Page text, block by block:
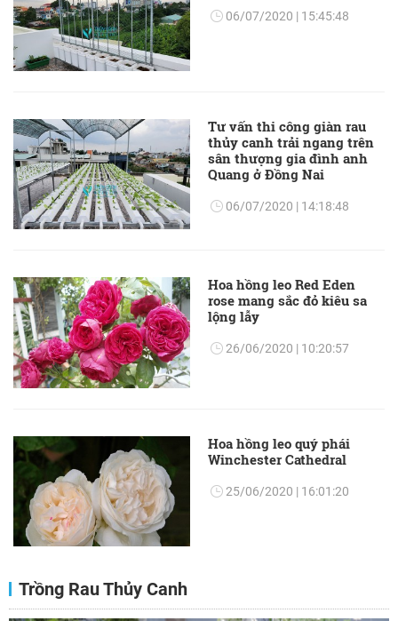
06/07/2020 | 15:45:48
Tư vấn thi công giàn rau
thủy canh trải ngang trên
sân thượng gia đình anh
Quang ở Đồng Nai
06/07/2020 | 14:18:48
Hoa hồng leo Red Eden
rose mang sắc đỏ kiêu sa
lộng lẫy
26/06/2020 | 10:20:57
Hoa hồng leo quý phái
Winchester Cathedral
25/06/2020 | 16:01:20
Trồng Rau Thủy Canh